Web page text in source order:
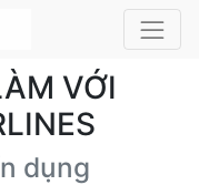
VỚI
dụng